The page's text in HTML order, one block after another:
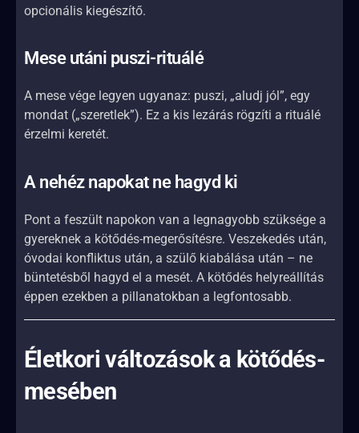
opcionális kiegészítő.
Mese utáni puszi-rituálé
A mese vége legyen ugyanaz: puszi, „aludj jól”, egy
mondat („szeretlek”). Ez a kis lezárás rögzíti a rituálé
érzelmi keretét.
A nehéz napokat ne hagyd ki
Pont a feszült napokon van a legnagyobb szüksége a
gyereknek a kötődés-megerősítésre. Veszekedés után,
óvodai konfliktus után, a szülő kiabálása után – ne
büntetésből hagyd el a mesét. A kötődés helyreállítás
éppen ezekben a pillanatokban a legfontosabb.
Életkori változások a kötődés-
mesében